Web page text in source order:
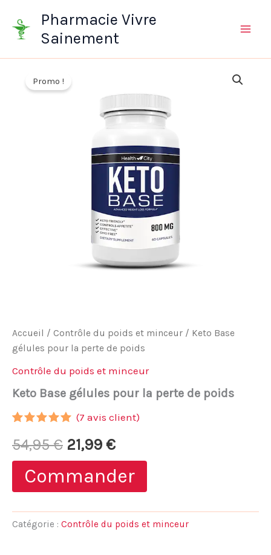
contenu
Pharmacie Vivre
Sainement
Promo !
Accueil / Contrôle du poids et minceur / Keto Base
gélules pour la perte de poids
Contrôle du poids et minceur
Keto Base gélules pour la perte de poids
sur 5
basé sur
notations
client
(7 avis client)
54,95€ Le
prix
initial
était :
21,99 €Le
prix
actuel
est :
Commander
Catégorie : Contrôle du poids et minceur